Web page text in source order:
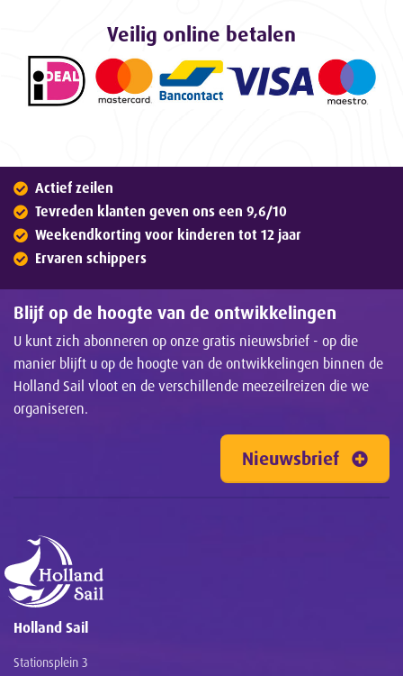
Veilig online betalen
Actief zeilen
Tevreden klanten geven ons een 9,6/10
Weekendkorting voor kinderen tot 12 jaar
Ervaren schippers
Blijf op de hoogte van de ontwikkelingen
U kunt zich abonneren op onze gratis nieuwsbrief - op die
manier blijft u op de hoogte van de ontwikkelingen binnen de
Holland Sail vloot en de verschillende meezeilreizen die we
organiseren.
Nieuwsbrief
Holland Sail
Stationsplein 3